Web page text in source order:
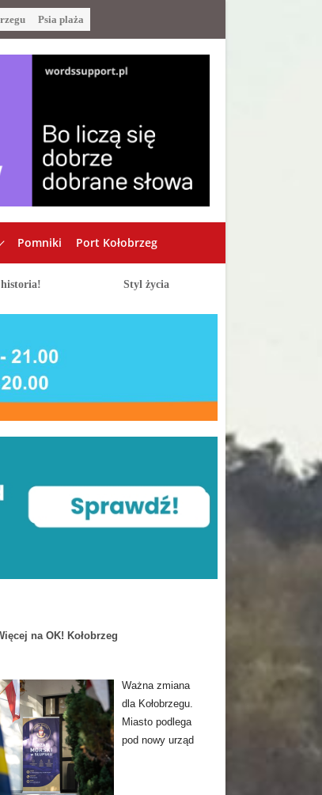
Psia plaża
Pomniki Port Kołobrzeg
Styl życia
na OK! Kołobrzeg
Ważna zmiana
dla Kołobrzegu.
Miasto podlega
pod nowy urząd